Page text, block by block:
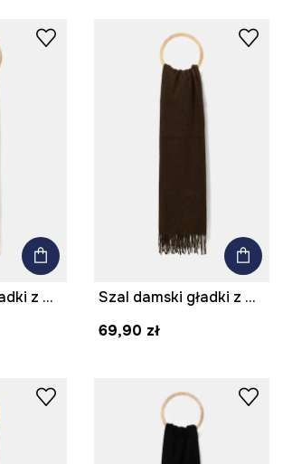
Szal damski gładki z wiskozą
Szal damski gładki z wiskozą
69,90 zł